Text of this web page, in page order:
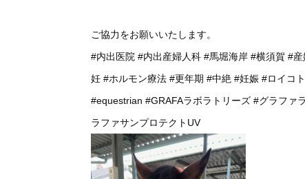
ご協力をお願いいたします。
#内出医院 #内出産婦人科 #馬堀海岸 #横須賀 #産
妊 #ホルモン療法 #更年期 #中絶 #妊娠 #ロイコ
#equestrian #GRAFAラボラトリーズ #グラファ
ラファサンプロテクトUV